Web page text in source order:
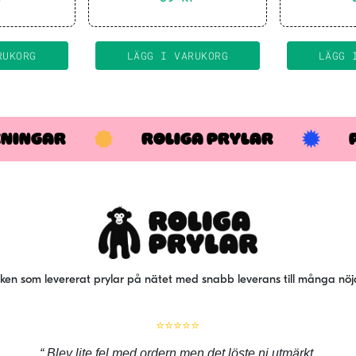
LÄGG I VARUKORG LÄGG
ROLIGA PRYLAR
som levererat prylar på nätet med snabb leverans till många
⭐⭐⭐⭐⭐
Blev lite fel med ordern men det löste ni utmärkt,